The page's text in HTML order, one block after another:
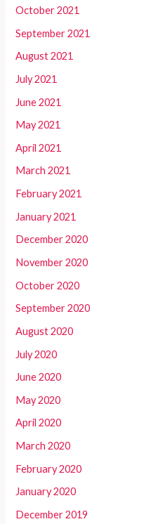
October 2021
September 2021
August 2021
July 2021
June 2021
May 2021
April 2021
March 2021
February 2021
January 2021
December 2020
November 2020
October 2020
September 2020
August 2020
July 2020
June 2020
May 2020
April 2020
March 2020
February 2020
January 2020
December 2019